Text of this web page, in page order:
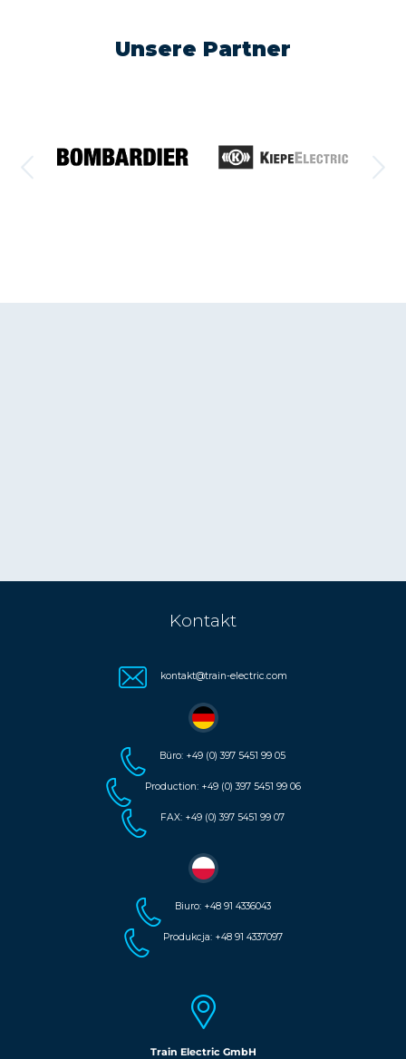
Unsere Partner
Kontakt
kontakt@train-electric.com
Büro: +49 (0) 397 5451 99 05
Production: +49 (0) 397 5451 99 06
FAX: +49 (0) 397 5451 99 07
Biuro: +48 91 4336043
Produkcja: +48 91 4337097
Train Electric GmbH